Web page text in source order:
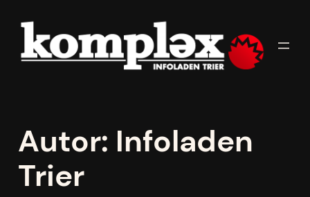
springen
Autor: Infoladen
Trier